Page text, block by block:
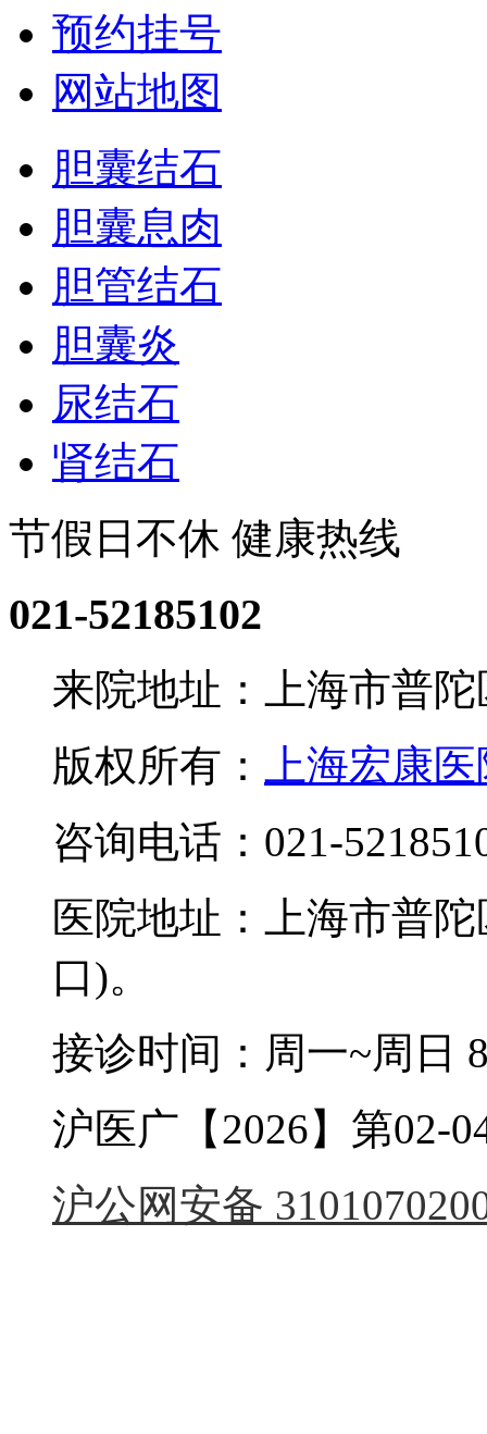
预约挂号
网站地图
胆囊结石
胆囊息肉
胆管结石
胆囊炎
尿结石
肾结石
节假日不休 健康热线
021-52185102
来院地址：上海市普
版权所有：
上海宏康
咨询电话：021-
医院地址：上海市普
口)。
接诊时间：周一~周日
沪医广【2026】第02-
沪公网安备